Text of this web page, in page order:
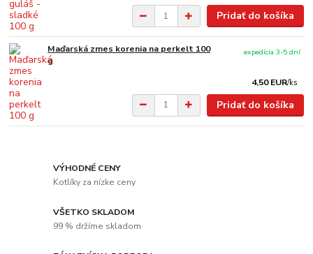
Pridať do košíka
Maďarská zmes korenia na perkelt 100
g
4,50 EUR/ks
expedícia 3-5 dní
Pridať do košíka
VÝHODNÉ CENY
Kotlíky za nízke ceny
VŠETKO SKLADOM
99 % držíme skladom